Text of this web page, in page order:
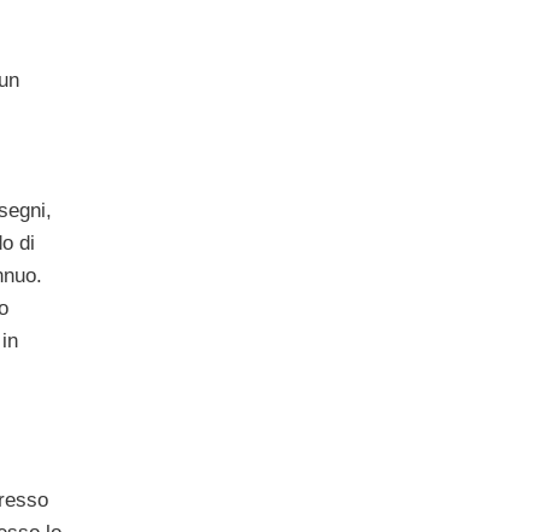
di